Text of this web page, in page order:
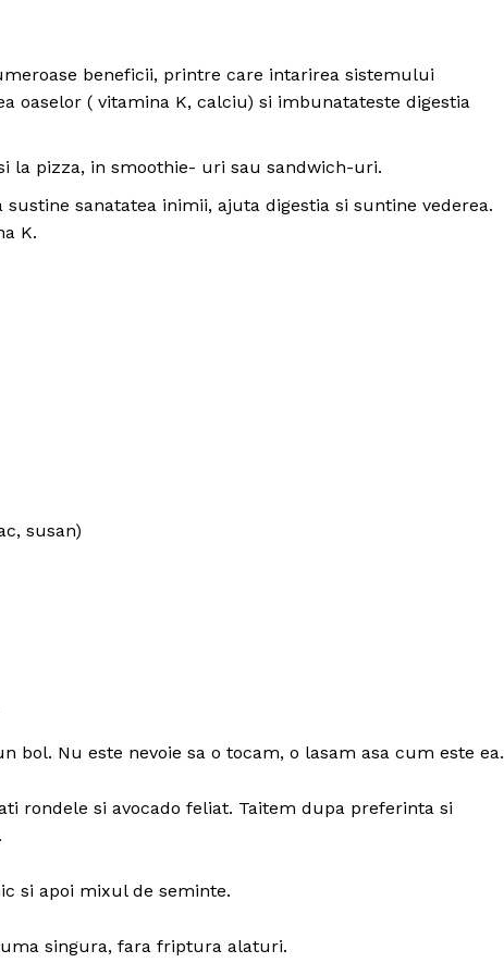
Contact
beneficii, printre care intarirea sistemului
oaselor ( vitamina K, calciu) si imbunatateste digestia
la pizza, in smoothie- uri sau sandwich-uri.
sanatatea inimii, ajuta digestia si suntine vederea.
K.
susan)
bol. Nu este nevoie sa o tocam, o lasam asa cum este ea.
rondele si avocado feliat. Taitem dupa preferinta si
si apoi mixul de seminte.
singura, fara friptura alaturi.